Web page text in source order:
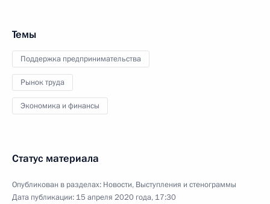
Темы
Поддержка предпринимательства
Рынок труда
Экономика и финансы
Статус материала
Опубликован в разделах: Новости, Выступления и стенограммы
Дата публикации: 15 апреля 2020 года, 17:30